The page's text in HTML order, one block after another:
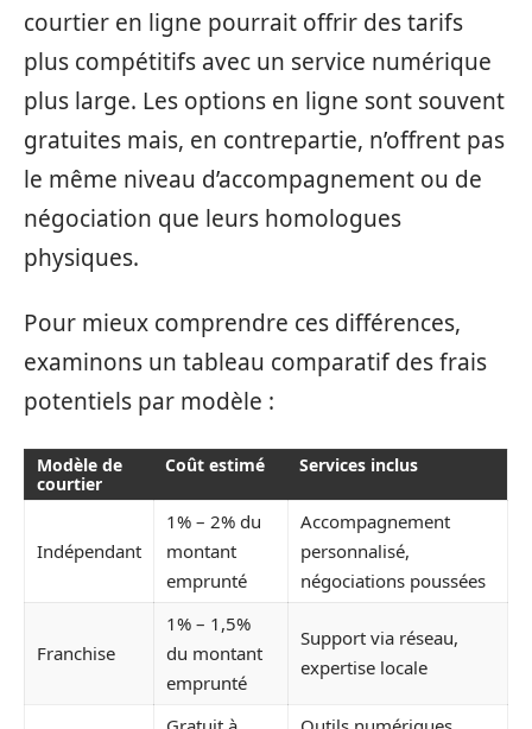
courtier en ligne pourrait offrir des tarifs
plus compétitifs avec un service numérique
plus large. Les options en ligne sont souvent
gratuites mais, en contrepartie, n’offrent pas
le même niveau d’accompagnement ou de
négociation que leurs homologues
physiques.
Pour mieux comprendre ces différences,
examinons un tableau comparatif des frais
potentiels par modèle :
Modèle de
courtier
Coût estimé Services inclus
Indépendant
1% – 2% du
montant
emprunté
Accompagnement
personnalisé,
négociations poussées
Franchise
1% – 1,5%
du montant
emprunté
Support via réseau,
expertise locale